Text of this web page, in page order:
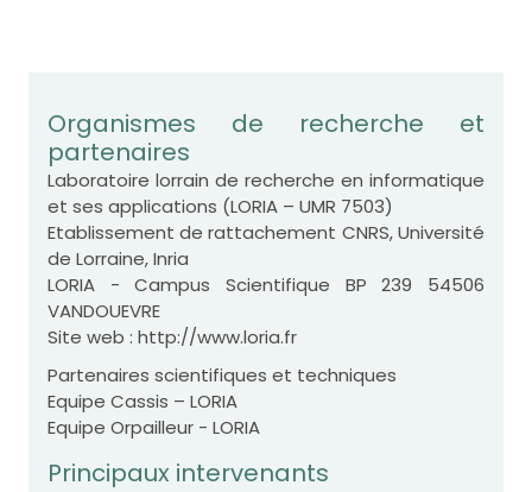
Organismes de recherche et
partenaires
Laboratoire lorrain de recherche en informatique
et ses applications (LORIA – UMR 7503)
Etablissement de rattachement CNRS, Université
de Lorraine, Inria
LORIA - Campus Scientifique BP 239 54506
VANDOUEVRE
Site web : http://www.loria.fr
Partenaires scientifiques et techniques
Equipe Cassis – LORIA
Equipe Orpailleur - LORIA
Principaux intervenants